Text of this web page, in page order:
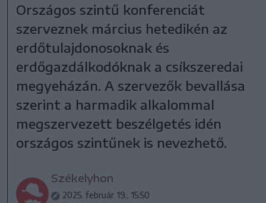
Országos szintű konferenciát
szerveznek március hetedikén az
erdőtulajdonosoknak és
erdőgazdálkodóknak a csíkszeredai
megyeházán. A szervezők bevallása
szerint a harmadik alkalommal
megszervezett beszélgetés idén
országos szintűnek is nevezhető.
Székelyhon
2025. február 19., 15:50